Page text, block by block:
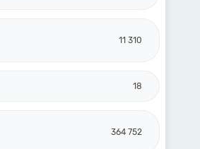
11 310
18
364 752